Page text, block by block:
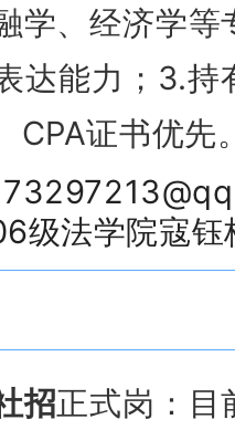
学、经济学
达能力；3.
CPA证书优先
级法学院寇钰
招正式岗：目